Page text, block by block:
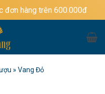
600.000đ
» Vang Đỏ